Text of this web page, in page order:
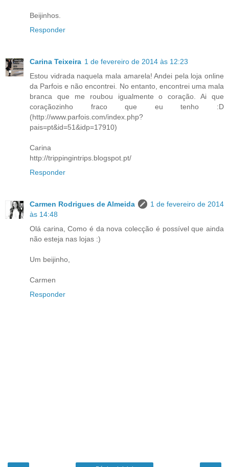
Beijinhos.
Responder
Carina Teixeira 1 de fevereiro de 2014 às 12:23
Estou vidrada naquela mala amarela! Andei pela loja online
da Parfois e não encontrei. No entanto, encontrei uma mala
branca que me roubou igualmente o coração. Ai que
coraçãozinho fraco que eu tenho :D
(http://www.parfois.com/index.php?
pais=pt&id=51&idp=17910)
Carina
http://trippingintrips.blogspot.pt/
Responder
Carmen Rodrigues de Almeida
1 de fevereiro de 2014
às 14:48
Olá carina, Como é da nova colecção é possível que ainda
não esteja nas lojas :)
Um beijinho,
Carmen
Responder